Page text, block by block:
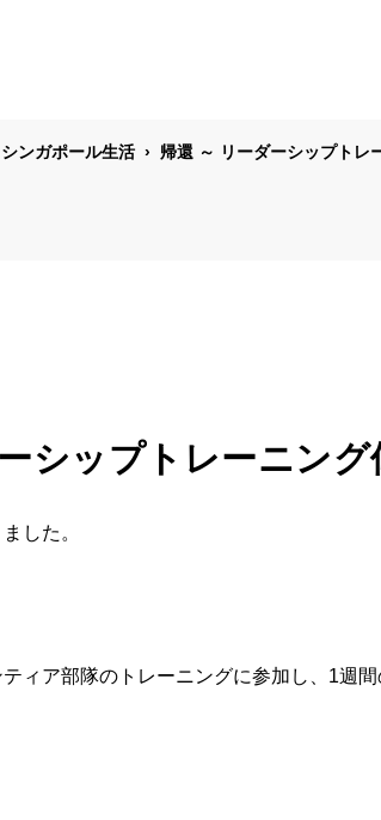
シンガポール生活 帰還 ～ リーダーシップトレ
シップトレーニング
した。
ィア部隊のトレーニングに参加し、1週